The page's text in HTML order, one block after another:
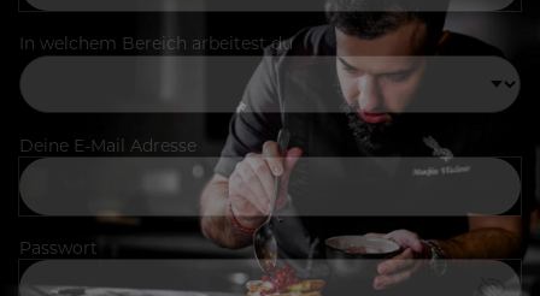
In welchem Bereich arbeitest du
Deine E-Mail Adresse
Passwort